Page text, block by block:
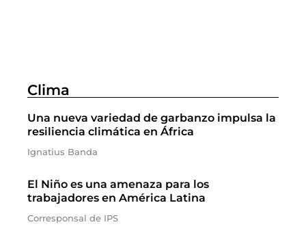
Clima
Una nueva variedad de garbanzo impulsa la
resiliencia climática en África
Ignatius Banda
El Niño es una amenaza para los
trabajadores en América Latina
Corresponsal de IPS